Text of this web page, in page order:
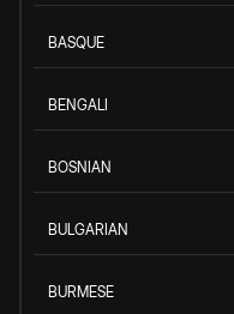
BASQUE
BENGALI
BOSNIAN
BULGARIAN
BURMESE